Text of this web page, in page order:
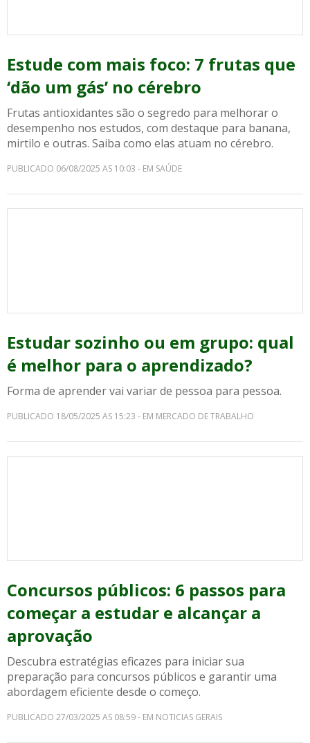
Estude com mais foco: 7 frutas que
‘dão um gás’ no cérebro
Frutas antioxidantes são o segredo para melhorar o
desempenho nos estudos, com destaque para banana,
mirtilo e outras. Saiba como elas atuam no cérebro.
PUBLICADO 06/08/2025 AS 10:03 - EM SAÚDE
Estudar sozinho ou em grupo: qual
é melhor para o aprendizado?
Forma de aprender vai variar de pessoa para pessoa.
PUBLICADO 18/05/2025 AS 15:23 - EM MERCADO DE TRABALHO
Concursos públicos: 6 passos para
começar a estudar e alcançar a
aprovação
Descubra estratégias eficazes para iniciar sua
preparação para concursos públicos e garantir uma
abordagem eficiente desde o começo.
PUBLICADO 27/03/2025 AS 08:59 - EM NOTICIAS GERAIS